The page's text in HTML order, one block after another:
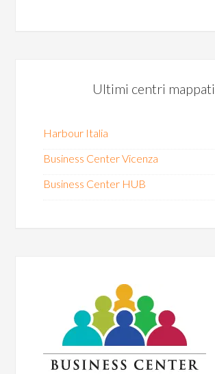
Ultimi centri mappati
Harbour Italia
Business Center Vicenza
Business Center HUB